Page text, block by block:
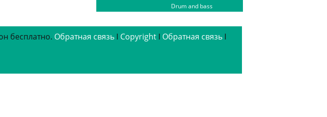
Drum and bass
бесплатно. Обратная связь ǀ Copyright ǀ Обратная связь ǀ